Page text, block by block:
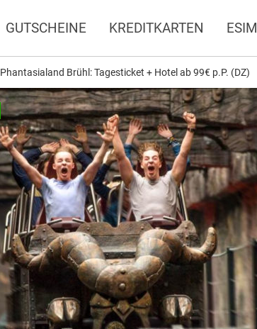
GUTSCHEINE KREDITKARTEN ESIM
Phantasialand Brühl: Tagesticket + Hotel ab 99€ p.P. (DZ)